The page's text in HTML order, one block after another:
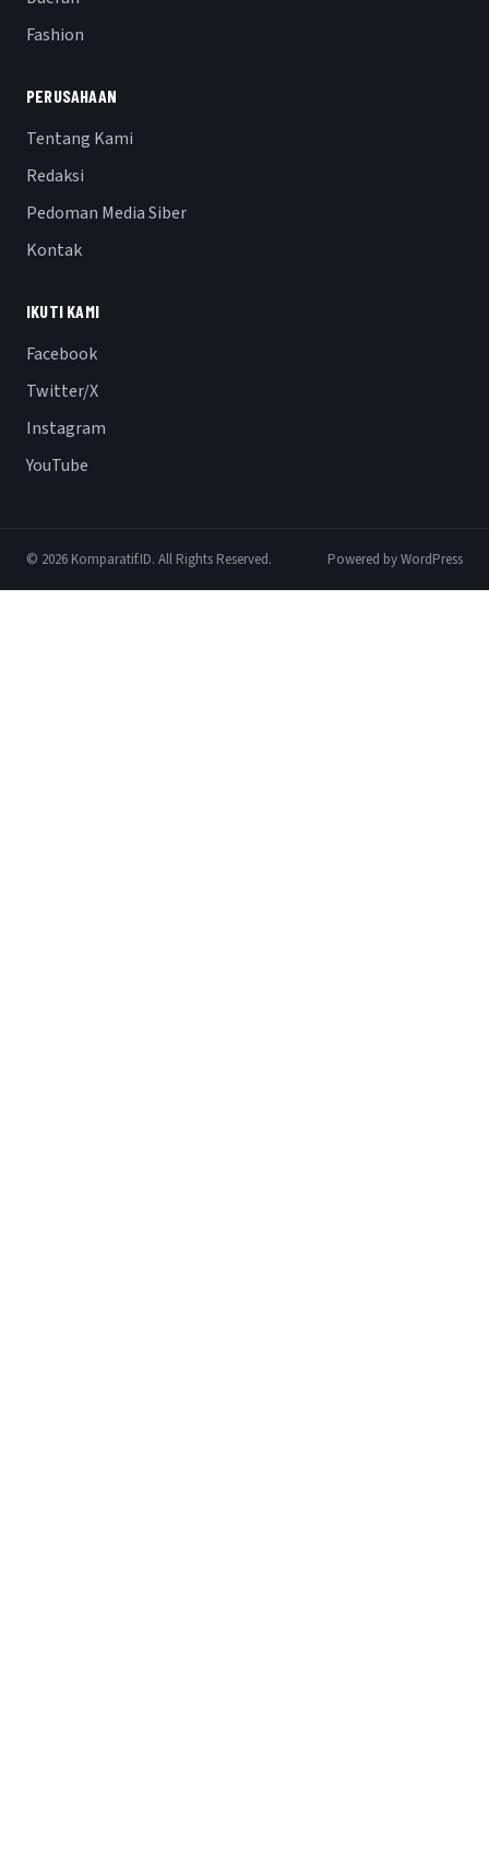
Fashion
PERUSAHAAN
Tentang Kami
Redaksi
Pedoman Media Siber
Kontak
IKUTI KAMI
Facebook
Twitter/X
Instagram
YouTube
© 2026 Komparatif.ID. All Rights Reserved. Powered by WordPress